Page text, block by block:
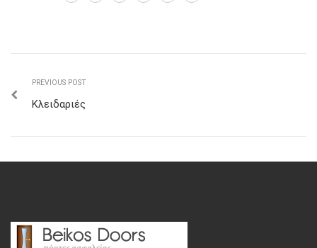
PREVIOUS POST
Κλειδαριές